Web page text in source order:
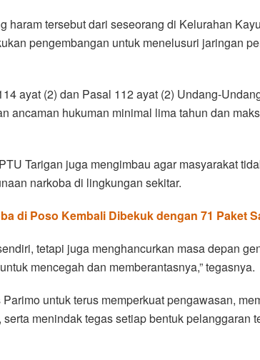
haram tersebut dari seseorang di Kelurahan
pengembangan untuk menelusuri jaringan
ayat (2) dan Pasal 112 ayat (2) Undang-
ancaman hukuman minimal lima tahun dan
Tarigan juga mengimbau agar masyarakat
narkoba di lingkungan sekitar.
di Poso Kembali Dibekuk dengan 71 Paket
tetapi juga menghancurkan masa depan
mencegah dan memberantasnya,” tegasnya.
untuk terus memperkuat pengawasan,
menindak tegas setiap bentuk pelanggaran